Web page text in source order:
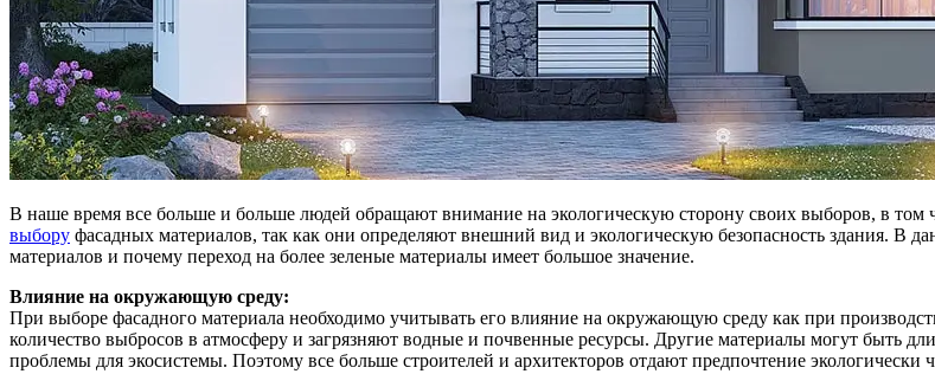
В наше время все больше и больше людей обращают внимание на экологическую сторону своих выборов, в том
выбору фасадных материалов, так как они определяют внешний вид и экологическую безопасность здания. В
материалов и почему переход на более зеленые материалы имеет большое значение.
Влияние на окружающую среду:
При выборе фасадного материала необходимо учитывать его влияние на окружающую среду как при
количество выбросов в атмосферу и загрязняют водные и почвенные ресурсы. Другие материалы могут быть
проблемы для экосистемы. Поэтому все больше строителей и архитекторов отдают предпочтение